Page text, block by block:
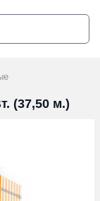
(37,50 м.)